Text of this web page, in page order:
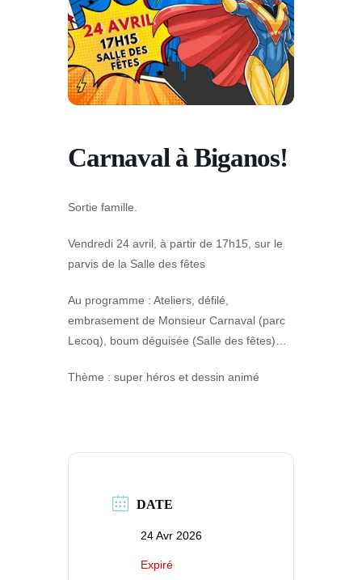
Carnaval à Biganos!
Sortie famille.
Vendredi 24 avril, à partir de 17h15, sur le
parvis de la Salle des fêtes
Au programme : Ateliers, défilé,
embrasement de Monsieur Carnaval (parc
Lecoq), boum déguisée (Salle des fêtes)…
Thème : super héros et dessin animé
DATE
24 Avr 2026
Expiré